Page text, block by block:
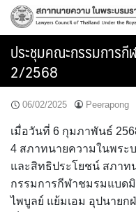
Skip
ประชุมคณะกรรมการ
2/2568
06/02/2025 Peerapong
เมื่อวันที่ 6 กุมภาพันธ์
4 สภาทนายความในพระ
และสิทธิประโยชน์ สภาท
กรรมการกีฬาชมรมแบด
ไพบูลย์ แย้มเอม อุปนายก